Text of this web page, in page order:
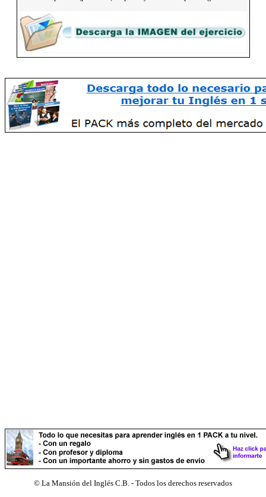
© La Mansión del Inglés C.B. - Todos los derechos reservados